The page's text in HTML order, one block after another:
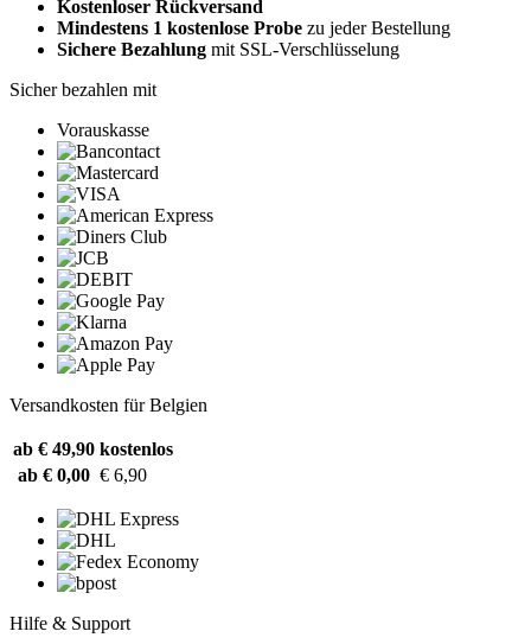
Kostenloser Rückversand
Mindestens 1 kostenlose Probe zu jeder Bestellung
Sichere Bezahlung mit SSL-Verschlüsselung
Sicher bezahlen mit
Vorauskasse
Versandkosten für Belgien
ab € 49,90 kostenlos
ab € 0,00 € 6,90
Hilfe & Support